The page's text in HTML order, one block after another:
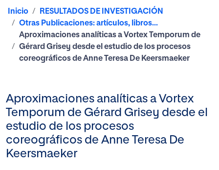
Inicio
RESULTADOS DE INVESTIGACIÓN
Otras Publicaciones: artículos, libros...
Aproximaciones analíticas a Vortex Temporum de
Gérard Grisey desde el estudio de los procesos
coreográficos de Anne Teresa De Keersmaeker
Aproximaciones analíticas a Vortex
Temporum de Gérard Grisey desde el
estudio de los procesos
coreográficos de Anne Teresa De
Keersmaeker